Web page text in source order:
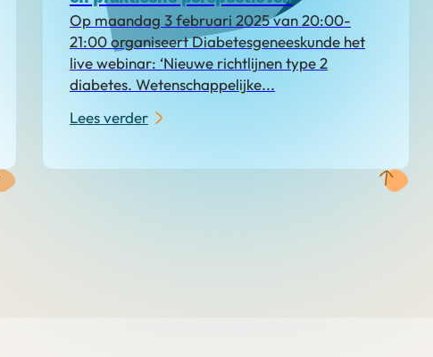
Op maandag 3 februari 2025 van 20:00-
21:00 organiseert Diabetesgeneeskunde het
live webinar: ‘Nieuwe richtlijnen type 2
diabetes. Wetenschappelijke...
Lees verder